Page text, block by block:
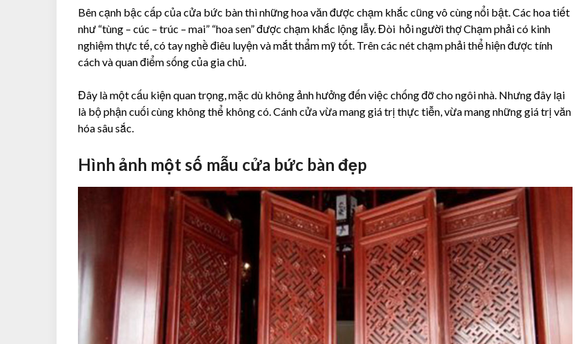
Bên cạnh bậc cấp của cửa bức bàn thì những hoa văn được chạm khắc cũng vô cùng nổi bật. Các hoa tiết
như “tùng – cúc – trúc – mai” “hoa sen” được chạm khắc lộng lẫy. Đòi hỏi người thợ Chạm phải có kinh
nghiệm thực tế, có tay nghề điêu luyện và mắt thẩm mỹ tốt. Trên các nét chạm phải thể hiện được tính
cách và quan điểm sống của gia chủ.
Đây là một cấu kiện quan trọng, mặc dù không ảnh hưởng đến việc chống đỡ cho ngôi nhà. Nhưng đây lại
là bộ phận cuối cùng không thể không có. Cánh cửa vừa mang giá trị thực tiễn, vừa mang những giá trị văn
hóa sâu sắc.
Hình ảnh một số mẫu cửa bức bàn đẹp